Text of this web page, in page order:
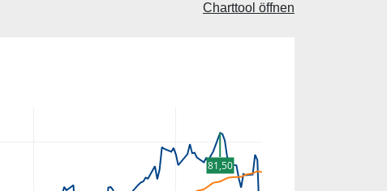
Charttool öffnen
81,50